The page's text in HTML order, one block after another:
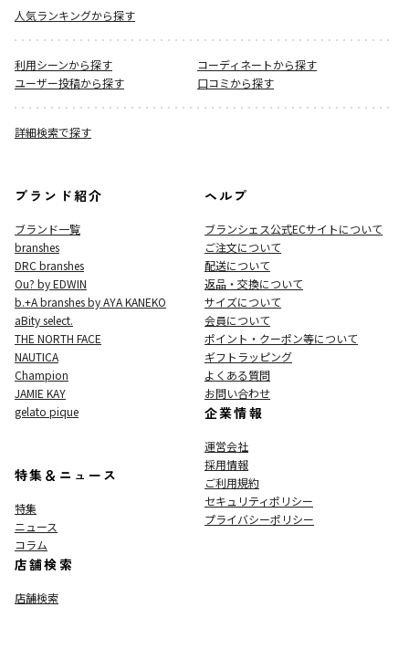
人気ランキングから探す
利用シーンから探す
コーディネートから探す
ユーザー投稿から探す
口コミから探す
詳細検索で探す
ブランド紹介
ブランド一覧
branshes
DRC branshes
Ou? by EDWIN
b.+A branshes by AYA KANEKO
aBity select.
THE NORTH FACE
NAUTICA
Champion
JAMIE KAY
gelato pique
特集＆ニュース
特集
ニュース
コラム
店舗検索
店舗検索
ヘルプ
ブランシェス公式ECサイトについて
ご注文について
配送について
返品・交換について
サイズについて
会員について
ポイント・クーポン等について
ギフトラッピング
よくある質問
お問い合わせ
企業情報
運営会社
採用情報
ご利用規約
セキュリティポリシー
プライバシーポリシー